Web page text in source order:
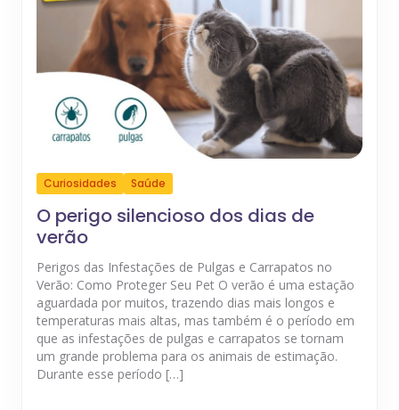
Curiosidades Saúde
O perigo silencioso dos dias de
verão
Perigos das Infestações de Pulgas e Carrapatos no
Verão: Como Proteger Seu Pet O verão é uma estação
aguardada por muitos, trazendo dias mais longos e
temperaturas mais altas, mas também é o período em
que as infestações de pulgas e carrapatos se tornam
um grande problema para os animais de estimação.
Durante esse período […]